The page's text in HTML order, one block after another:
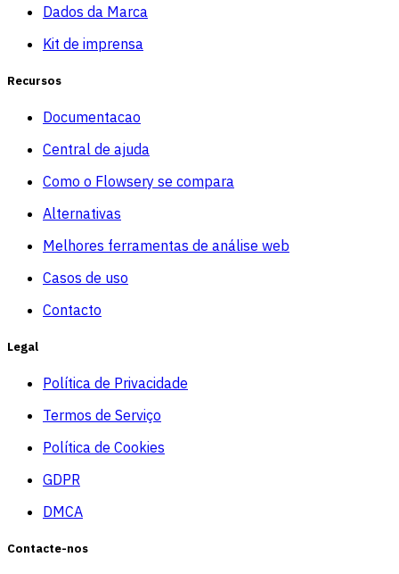
Dados da Marca
Kit de imprensa
Recursos
Documentacao
Central de ajuda
Como o Flowsery se compara
Alternativas
Melhores ferramentas de análise web
Casos de uso
Contacto
Legal
Política de Privacidade
Termos de Serviço
Política de Cookies
GDPR
DMCA
Contacte-nos